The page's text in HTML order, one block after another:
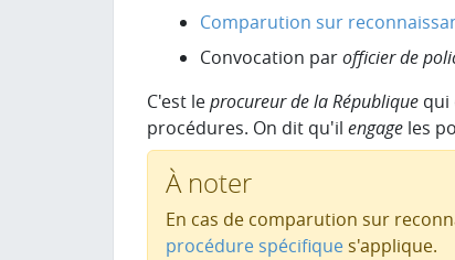
Comparution sur
Convocation parofficier de
C'est leprocureur de la République qui
procédures. On dit qu'il engage les
À noter
En cas de comparution sur
procédure spécifique s'applique.